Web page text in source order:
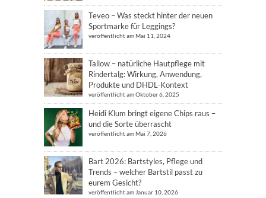
Teveo – Was steckt hinter der neuen
Sportmarke für Leggings?
veröffentlicht am Mai 11, 2024
Tallow – natürliche Hautpflege mit
Rindertalg: Wirkung, Anwendung,
Produkte und DHDL-Kontext
veröffentlicht am Oktober 6, 2025
Heidi Klum bringt eigene Chips raus –
und die Sorte überrascht
veröffentlicht am Mai 7, 2026
Bart 2026: Bartstyles, Pflege und
Trends – welcher Bartstil passt zu
eurem Gesicht?
veröffentlicht am Januar 10, 2026